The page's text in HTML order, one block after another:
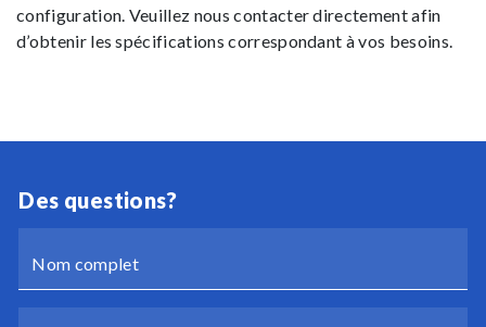
configuration. Veuillez nous contacter directement afin
d’obtenir les spécifications correspondant à vos besoins.
Des questions?